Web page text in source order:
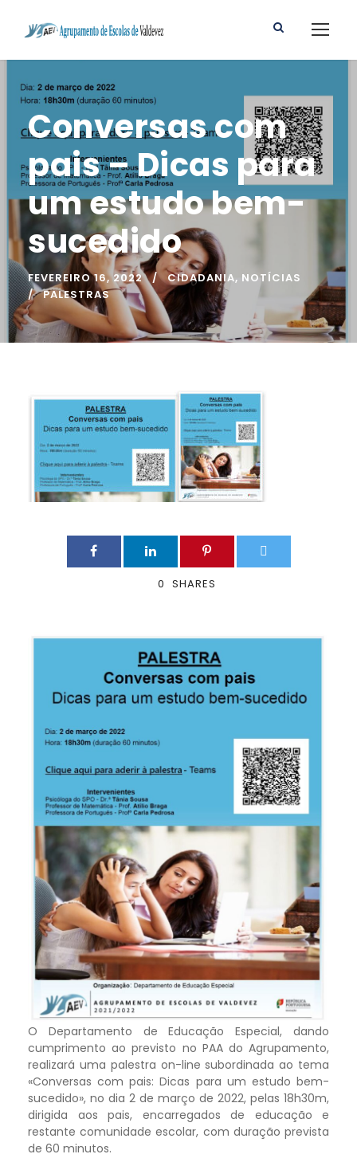
Conversas com
pais – Dicas para
um estudo bem-
sucedido
FEVEREIRO 16, 2022 CIDADANIA, NOTÍCIAS
PALESTRAS
0 SHARES
O Departamento de Educação Especial, dando
cumprimento ao previsto no PAA do Agrupamento,
realizará uma palestra on-line subordinada ao tema
«Conversas com pais: Dicas para um estudo bem-
sucedido», no dia 2 de março de 2022, pelas 18h30m,
dirigida aos pais, encarregados de educação e
restante comunidade escolar, com duração prevista
de 60 minutos.